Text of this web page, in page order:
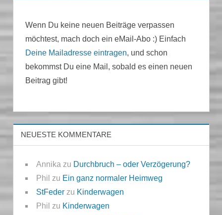
Wenn Du keine neuen Beiträge verpassen
möchtest, mach doch ein eMail-Abo :) Einfach
Deine Mailadresse eintragen, und schon
bekommst Du eine Mail, sobald es einen neuen
Beitrag gibt!
NEUESTE KOMMENTARE
Annikazu Durchbruch – oder Verzögerung?
Phil zu Ein ganz normaler Heimweg
StFederzu Kinderwagen
Phil zu Kinderwagen